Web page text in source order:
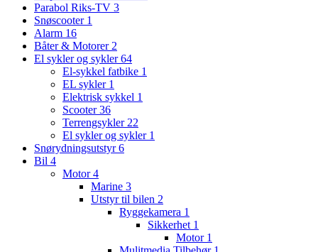
Parabol Riks-TV 3
Snøscooter 1
Alarm 16
Båter & Motorer 2
El sykler og sykler64
El-sykkel fatbike 1
EL sykler 1
Elektrisk sykkel 1
Scooter36
Terrengsykler 22
El sykler og sykler 1
Snørydningsutstyr6
Bil 4
Motor4
Marine 3
Utstyr til bilen 2
Ryggekamera 1
Sikkerhet 1
Motor 1